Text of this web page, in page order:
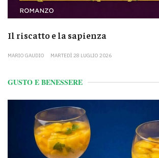
Il riscatto e la sapienza
MARIO GAUDIO MARTEDÌ 28 LUGLIO 2026
GUSTO E BENESSERE